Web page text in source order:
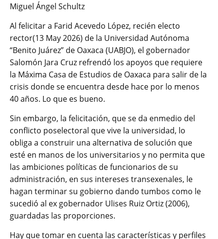
Miguel Ángel Schultz
Al felicitar a Farid Acevedo López, recién electo
rector(13 May 2026) de la Universidad Autónoma
“Benito Juárez” de Oaxaca (UABJO), el gobernador
Salomón Jara Cruz refrendó los apoyos que requiere
la Máxima Casa de Estudios de Oaxaca para salir de la
crisis donde se encuentra desde hace por lo menos
40 años. Lo que es bueno.
Sin embargo, la felicitación, que se da enmedio del
conflicto poselectoral que vive la universidad, lo
obliga a construir una alternativa de solución que
esté en manos de los universitarios y no permita que
las ambiciones políticas de funcionarios de su
administración, en sus intereses transexenales, le
hagan terminar su gobierno dando tumbos como le
sucedió al ex gobernador Ulises Ruiz Ortiz (2006),
guardadas las proporciones.
Hay que tomar en cuenta las características y perfiles